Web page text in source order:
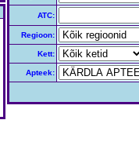
ATC:
Regioon:
Kett:
Apteek: